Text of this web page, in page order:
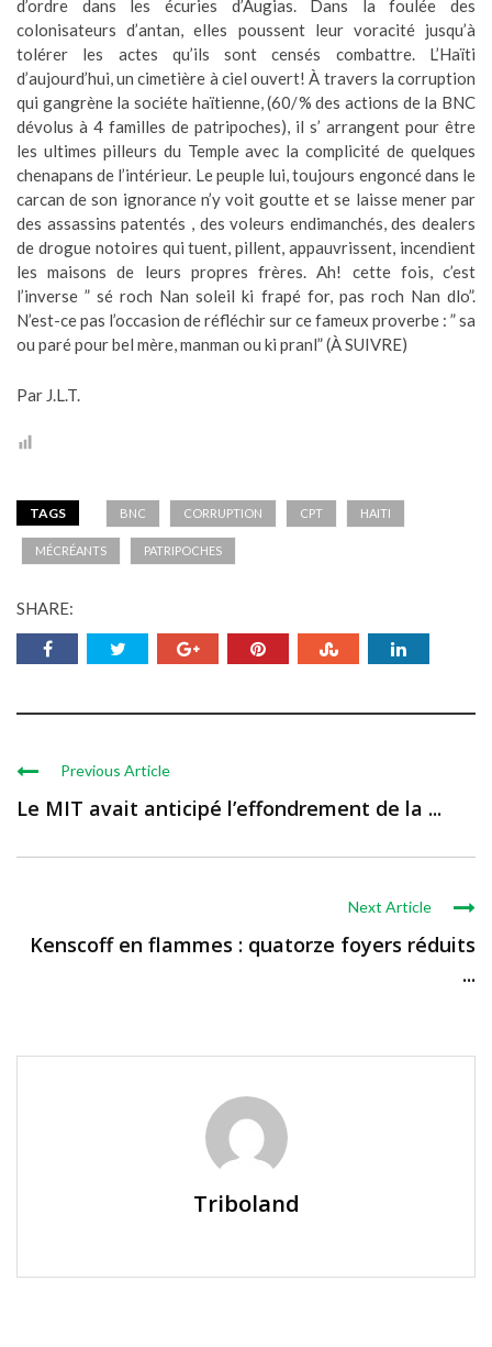
d’ordre dans les écuries d’Augias. Dans la foulée des
colonisateurs d’antan, elles poussent leur voracité jusqu’à
tolérer les actes qu’ils sont censés combattre. L’Haïti
d’aujourd’hui, un cimetière à ciel ouvert! À travers la corruption
qui gangrène la sociéte haïtienne, (60/% des actions de la BNC
dévolus à 4 familles de patripoches), il s’ arrangent pour être
les ultimes pilleurs du Temple avec la complicité de quelques
chenapans de l’intérieur. Le peuple lui, toujours engoncé dans le
carcan de son ignorance n’y voit goutte et se laisse mener par
des assassins patentés , des voleurs endimanchés, des dealers
de drogue notoires qui tuent, pillent, appauvrissent, incendient
les maisons de leurs propres frères. Ah! cette fois, c’est
l’inverse ” sé roch Nan soleil ki frapé for, pas roch Nan dlo”.
N’est-ce pas l’occasion de réfléchir sur ce fameux proverbe : ” sa
ou paré pour bel mère, manman ou ki pranl” (À SUIVRE)
Par J.L.T.
TAGS BNC CORRUPTION CPT HAITI
MÉCRÉANTS PATRIPOCHES
SHARE:
Previous Article
Le MIT avait anticipé l’effondrement de la ...
Next Article
Kenscoff en flammes : quatorze foyers réduits
...
Triboland